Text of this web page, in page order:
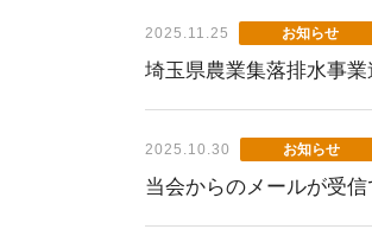
2025.11.25 お知らせ
埼玉県農業集落排水事
2025.10.30 お知らせ
当会からのメールが受